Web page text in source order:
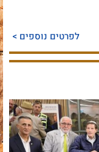
לפרטים נוספים >